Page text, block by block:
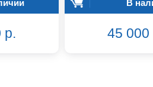
р.
В
45 000